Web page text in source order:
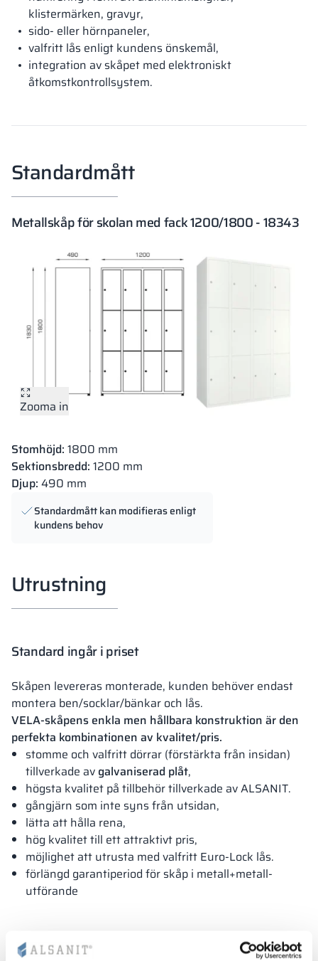
klistermärken, gravyr,
sido- eller hörnpaneler,
valfritt lås enligt kundens önskemål,
integration av skåpet med elektroniskt
åtkomstkontrollsystem.
Standardmått
Metallskåp för skolan med fack 1200/1800 - 18343
Zooma in
Stomhöjd: 1800 mm
Sektionsbredd: 1200 mm
Djup: 490 mm
Standardmått kan modifieras enligt
kundens behov
Utrustning
Standard ingår i priset
Skåpen levereras monterade, kunden behöver endast
montera ben/socklar/bänkar och lås.
VELA-skåpens enkla men hållbara konstruktion är den
perfekta kombinationen av kvalitet/pris.
stomme och valfritt dörrar (förstärkta från insidan)
tillverkade av galvaniserad plåt,
högsta kvalitet på tillbehör tillverkade av ALSANIT.
gångjärn som inte syns från utsidan,
lätta att hålla rena,
hög kvalitet till ett attraktivt pris,
möjlighet att utrusta med valfritt Euro-Lock lås.
förlängd garantiperiod för skåp i metall+metall-
utförande